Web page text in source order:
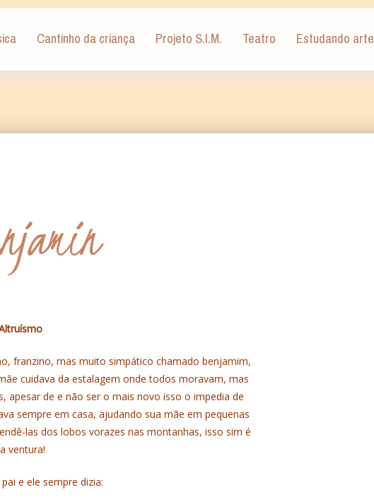
Cantinho da criança Projeto S.I.M. Teatro Estudando arte
franzino, mas muito simpático chamado benjamim,
cuidava da estalagem onde todos moravam, mas
de e não ser o mais novo isso o impedia de
sempre em casa, ajudando sua mãe em pequenas
las dos lobos vorazes nas montanhas, isso sim é
ventura!
e ele sempre dizia: